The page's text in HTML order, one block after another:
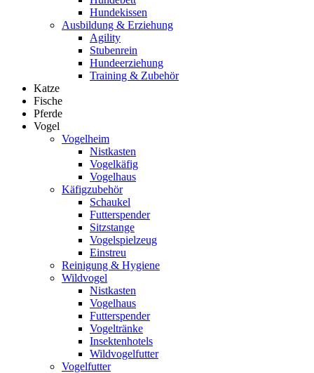
Hundekissen
Ausbildung & Erziehung
Agility
Stubenrein
Hundeerziehung
Training & Zubehör
Katze
Fische
Pferde
Vogel
Vogelheim
Nistkasten
Vogelkäfig
Vogelhaus
Käfigzubehör
Schaukel
Futterspender
Sitzstange
Vogelspielzeug
Einstreu
Reinigung & Hygiene
Wildvogel
Nistkasten
Vogelhaus
Futterspender
Vogeltränke
Insektenhotels
Wildvogelfutter
Vogelfutter